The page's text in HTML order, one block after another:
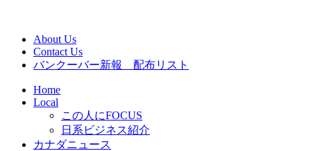
About Us
Contact Us
バンクーバー新報 配布リスト
Home
Local
この人にFOCUS
日系ビジネス紹介
カナダニュース